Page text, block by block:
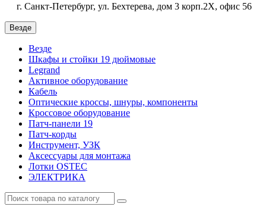
г. Санкт-Петербург, ул. Бехтерева, дом 3 корп.2X, офис 56
Везде
Везде
Шкафы и стойки 19 дюймовые
Legrand
Активное оборудование
Кабель
Оптические кроссы, шнуры, компоненты
Кроссовое оборудование
Патч-панели 19
Патч-корды
Инструмент, УЗК
Аксессуары для монтажа
Лотки OSTEC
ЭЛЕКТРИКА